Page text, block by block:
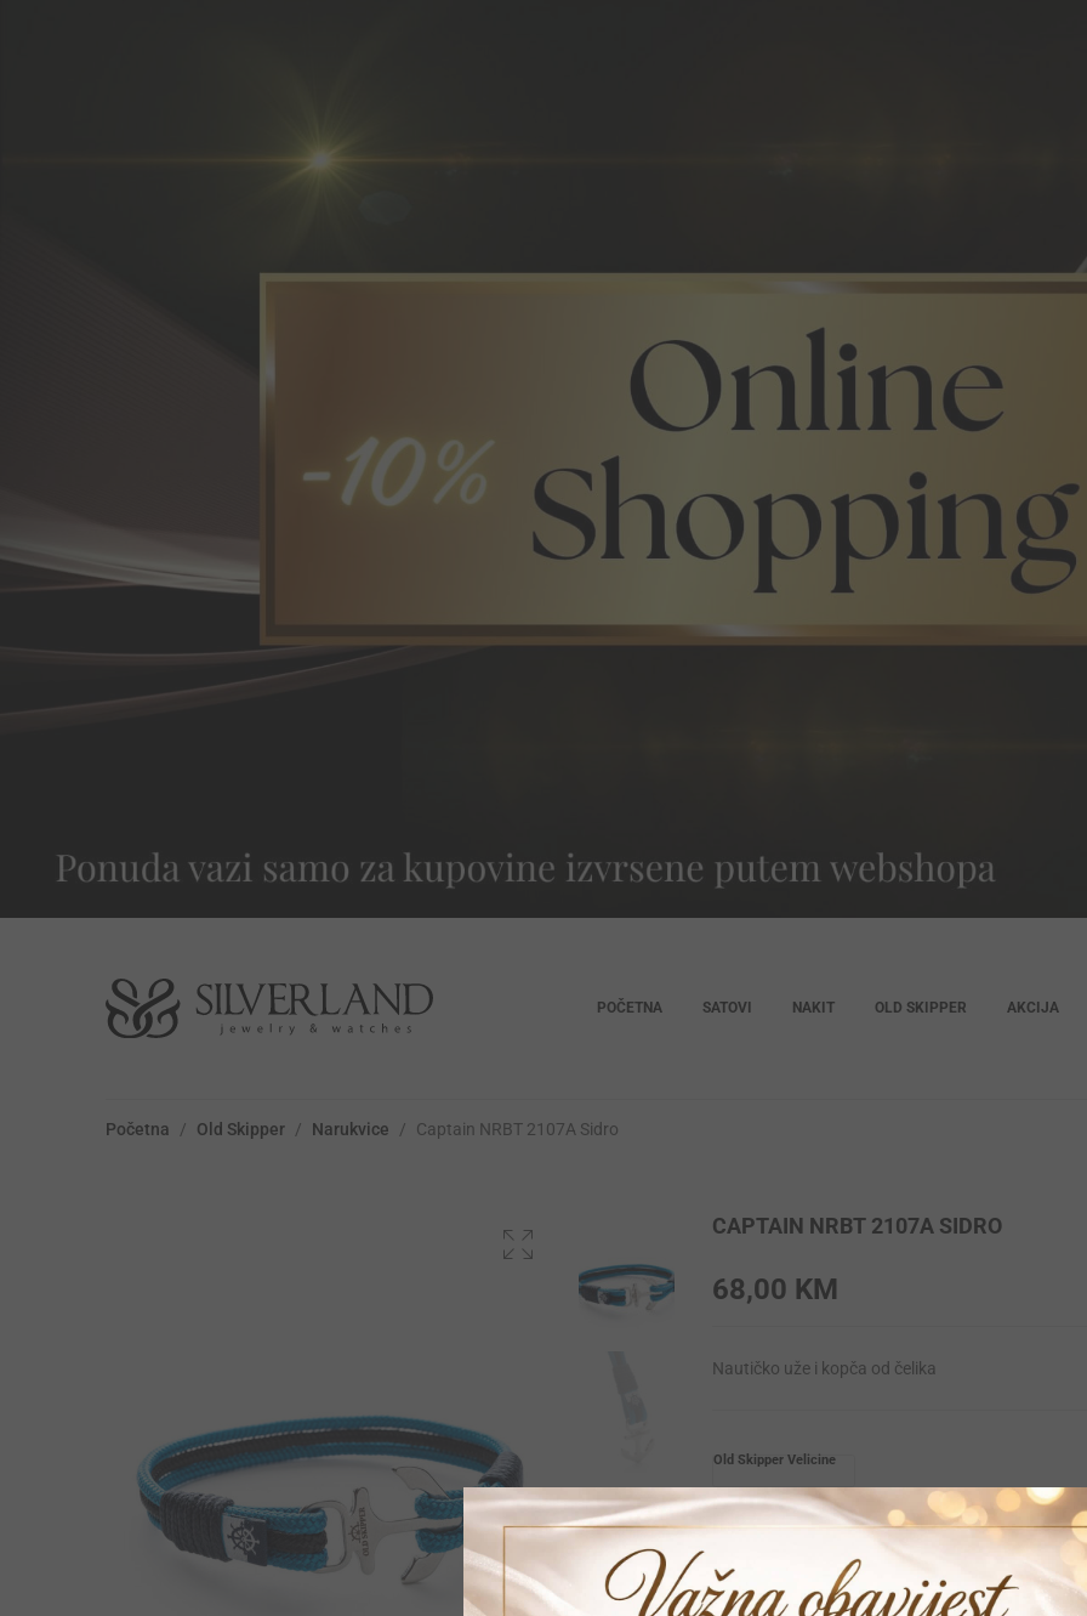
POČETNA SATOVI NAKIT OLD SKIPPER AKCIJA
Početna / Old Skipper / Narukvice / Captain NRBT 2107A Sidro
CAPTAIN NRBT 2107A SIDRO
68,00 KM
Nautičko uže i kopča od čelika
Old Skipper Velicine
S